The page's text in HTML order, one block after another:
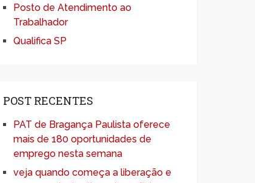
Posto de Atendimento ao
Trabalhador
Qualifica SP
POST RECENTES
PAT de Bragança Paulista oferece
mais de 180 oportunidades de
emprego nesta semana
veja quando começa a liberação e